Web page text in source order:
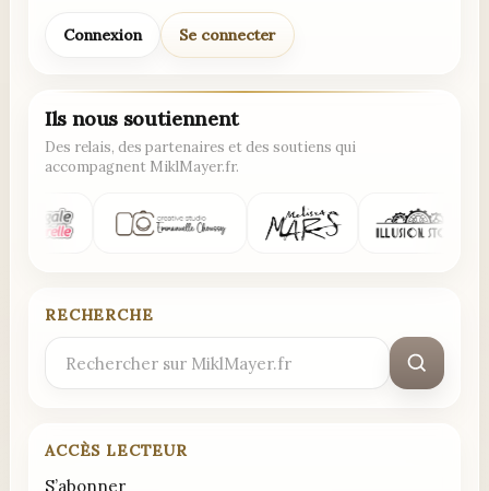
Connexion Se connecter
Ils nous soutiennent
Des relais, des partenaires et des soutiens qui
accompagnent MiklMayer.fr.
RECHERCHE
Rechercher
ACCÈS LECTEUR
S’abonner